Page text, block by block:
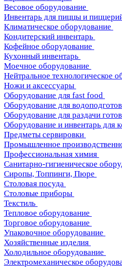
Весовое оборудование
Инвентарь для пиццы и
Климатическое оборудование
Кондитерский инвентарь
Кофейное оборудование
Кухонный инвентарь
Моечное оборудование
Нейтральное технологическое
Ножи и аксессуары
Оборудование для fast food
Оборудование для
Оборудование для раздачи
Оборудование и инвентарь для
Предметы сервировки
Промышленное
Профессиональная химия
Санитарно-гигиеническое
Сиропы, Топпинги, Пюре
Столовая посуда
Столовые приборы
Текстиль
Тепловое оборудование
Торговое оборудование
Упаковочное оборудование
Хозяйственные изделия
Холодильное оборудование
Электромеханическое